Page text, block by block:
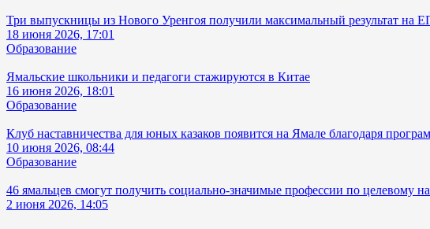
Три выпускницы из Нового Уренгоя получили максимальный результат на
18 июня 2026, 17:01
Образование
Ямальские школьники и педагоги стажируются в Китае
16 июня 2026, 18:01
Образование
Клуб наставничества для юных казаков появится на Ямале благодаря
10 июня 2026, 08:44
Образование
46 ямальцев смогут получить социально-значимые профессии по целевому
2 июня 2026, 14:05